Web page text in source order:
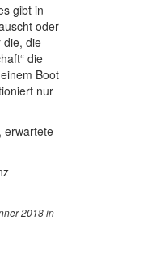
gibt in
oder
die, die
die
Boot
nur
erwartete
2018 in